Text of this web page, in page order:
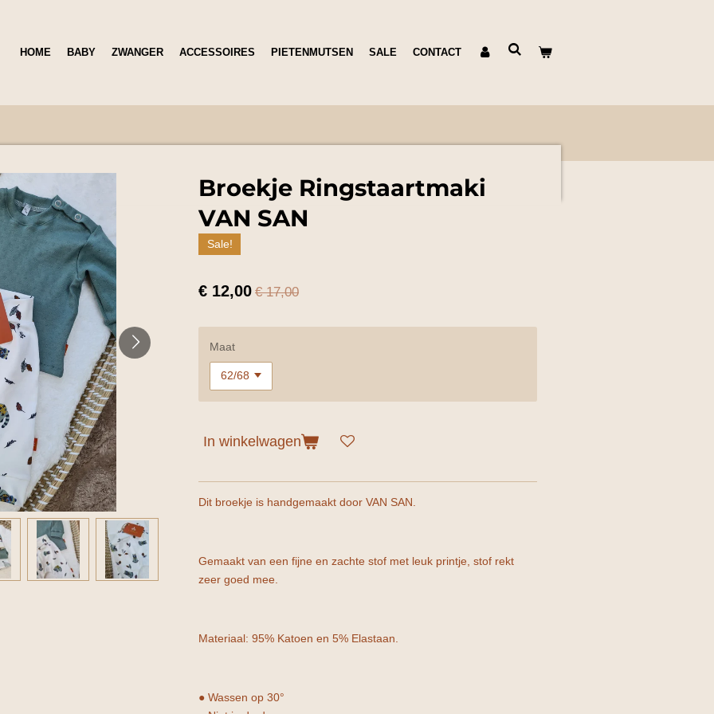
HOME BABY ZWANGER ACCESSOIRES PIETENMUTSEN SALE CONTACT
Broekje Ringstaartmaki
VAN SAN
Sale!
€ 12,00 € 17,00
Maat
In winkelwagen
Dit broekje is handgemaakt door VAN SAN.
Gemaakt van een fijne en zachte stof met leuk printje, stof rekt
zeer goed mee.
Materiaal: 95% Katoen en 5% Elastaan.
● Wassen op 30°